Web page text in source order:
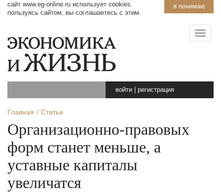
я понимаю
сайт www.eg-online.ru использует cookies.
пользуясь сайтом, вы соглашаетесь с этим.
войти регистрация
Главная Статьи
Организационно-правовых
форм станет меньше, а
уставные капиталы
увеличатся